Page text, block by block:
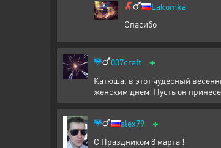
Lakomka
Спасибо
007craft +
Катюша, в этот чудесный
женским днем! Пусть он
alex79 +
С Праздником 8 марта !